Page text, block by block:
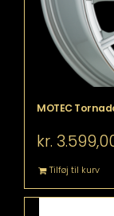
MOTEC
kr.
Tilføj til kurv